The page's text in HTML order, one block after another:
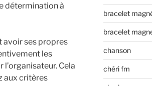
détermination à
avoir ses propres
les
Cela
aux critères
bracelet
bracelet
chanson
chéri fm